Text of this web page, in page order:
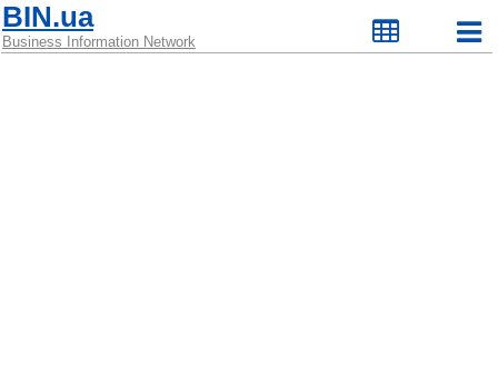
BIN.ua
Business Information Network